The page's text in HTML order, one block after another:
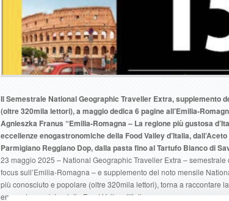
Il Semestrale National Geographic Traveller Extra, supplemento
(oltre 320mila lettori), a maggio dedica 6 pagine all’Emilia-
Agnieszka Franus “Emilia-Romagna – La regione più gustosa
eccellenze enogastronomiche della Food Valley d’Italia,
Parmigiano Reggiano Dop, dalla pasta fino al Tartufo Bianco di
23 maggio 2025 – National Geographic Traveller Extra –
focus sull’Emilia-Romagna – e supplemento del noto mensile
più conosciuto e popolare (oltre 320mila lettori), torna a raccontare
enogastronomiche della Food Valley d’Italia.